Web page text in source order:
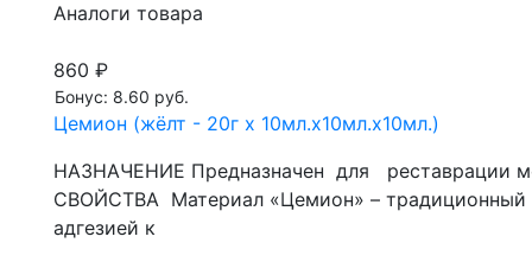
Аналоги товара
860 ₽
Бонус: 8.60 руб.
Цемион (жёлт - 20г x 10мл.x10мл.x10мл.)
НАЗНАЧЕНИЕ Предназначен для реставрации
СВОЙСТВА Материал «Цемион» – традиционный
адгезией к